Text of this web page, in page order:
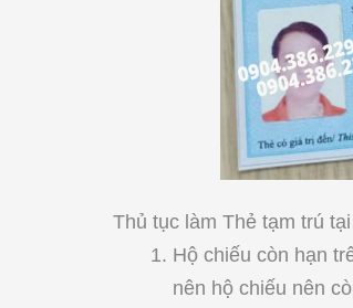
Thủ tục làm Thẻ tạm trú
Hộ chiếu còn hạn
nên hộ chiếu nên